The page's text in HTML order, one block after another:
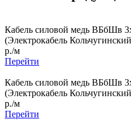
Кабель силовой медь ВБбШв
(Электрокабель
р./м
Перейти
Кабель силовой медь ВБбШв
(Электрокабель
р./м
Перейти